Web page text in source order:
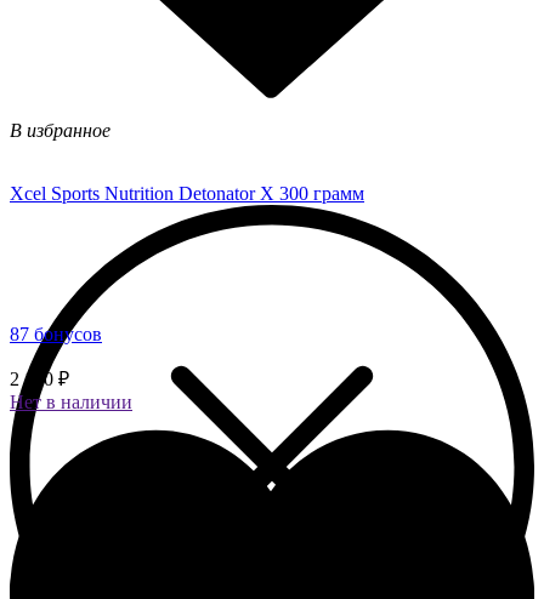
В избранное
Xcel Sports Nutrition Detonator X 300 грамм
87 бонусов
2 180 ₽
Нет в наличии